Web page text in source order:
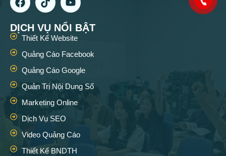
DỊCH VỤ NỔI BẬT
Thiết Kế Website
Quảng Cáo Facebook
Quảng Cáo Google
Quản Trị Nội Dung Số
Marketing Online
Dịch Vụ SEO
Video Quảng Cáo
Thiết Kế BNDTH